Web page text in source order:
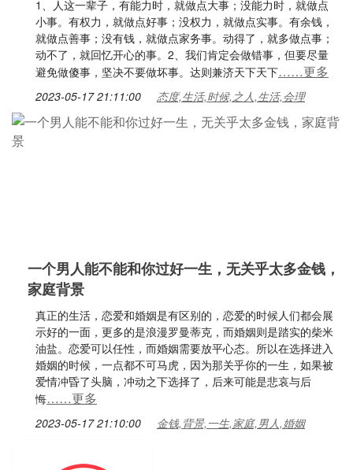
1、人这一辈子，有能力时，就做点大事；没能力时，就做点
小事。有权力，就做点好事；没权力，就做点实事。有余钱，
就做点善事；没有钱，就做点家务事。动得了，就多做点事；
动不了，就回忆开心的事。2、我们肯定会做错事，但要尽量
避免做傻事，坚决不要做坏事。达则兼济天下天下……更多
2023-05-17 21:11:00 态度,生活,时候,之人,生活,会理
一个男人能不能和你过好一生，无关乎太多金钱，
家庭背景
真正的生活，恋爱和婚姻是有区别的，恋爱的时候人们都会展
示好的一面，更多的是浪漫罗曼蒂克，而婚姻则是踏实的柴米
油盐。恋爱可以任性，而婚姻需要放平心态。所以在选择进入
婚姻的时候，一点都不可马虎，因为那关乎你的一生，如果被
爱情冲昏了头脑，冲动之下选择了，后来可能是悲哀与后
悔……更多
2023-05-17 21:10:00 金钱,背景,一生,家庭,男人,婚姻